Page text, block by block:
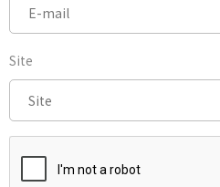
Site